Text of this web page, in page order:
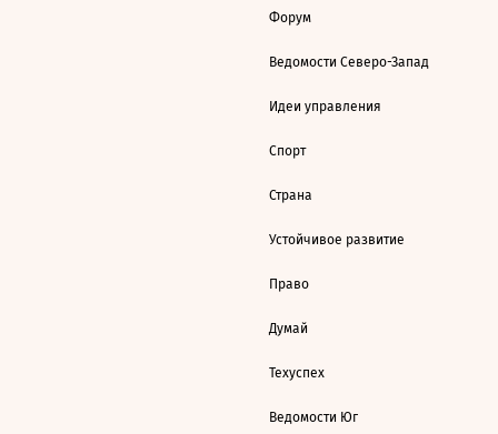
Форум
Ведомости Северо-Запад
Идеи управления
Спорт
Страна
Устойчивое развитие
Право
Думай
Техуспех
Ведомости Юг